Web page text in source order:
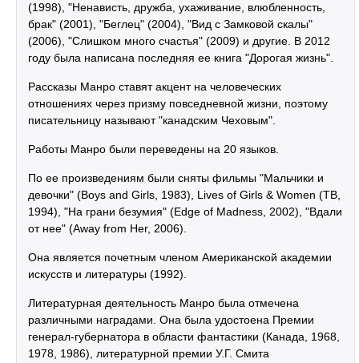
(1998), "Ненависть, дружба, ухаживание, влюбленность,
брак" (2001), "Беглец" (2004), "Вид с Замковой скалы"
(2006), "Слишком много счастья" (2009) и другие. В 2012
году была написана последняя ее книга "Дорогая жизнь".
Рассказы Манро ставят акцент на человеческих
отношениях через призму повседневной жизни, поэтому
писательницу называют "канадским Чеховым".
Работы Манро были переведены на 20 языков.
По ее произведениям были сняты фильмы "Мальчики и
девочки" (Boys and Girls, 1983), Lives of Girls & Women (ТВ,
1994), "На грани безумия" (Edge of Madness, 2002), "Вдали
от нее" (Away from Her, 2006).
Она является почетным членом Американской академии
искусств и литературы (1992).
Литературная деятельность Манро была отмечена
различными наградами. Она была удостоена Премии
генерал-губернатора в области фантастики (Канада, 1968,
1978, 1986), литературной премии У.Г. Смита